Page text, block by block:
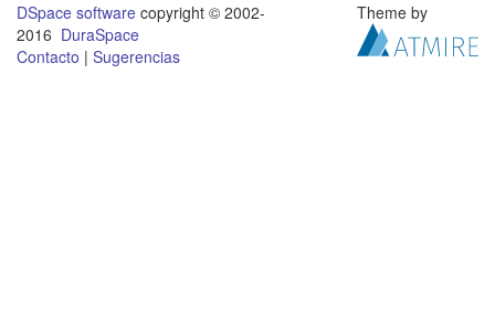
DSpace software copyright © 2002-
2016 DuraSpace
Contacto | Sugerencias
Theme by